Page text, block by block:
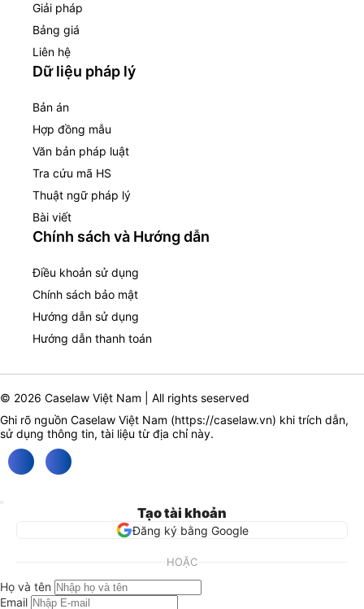
Giải pháp
Bảng giá
Liên hệ
Dữ liệu pháp lý
Bản án
Hợp đồng mẫu
Văn bản pháp luật
Tra cứu mã HS
Thuật ngữ pháp lý
Bài viết
Chính sách và Hướng dẫn
Điều khoản sử dụng
Chính sách bảo mật
Hướng dẫn sử dụng
Hướng dẫn thanh toán
© 2026 Caselaw Việt Nam | All rights seserved
Ghi rõ nguồn Caselaw Việt Nam (https://caselaw.vn) khi trích dẫn,
sử dụng thông tin, tài liệu từ địa chỉ này.
Tạo tài khoản
Đăng ký bằng Google
HOẶC
Họ và tên
Email